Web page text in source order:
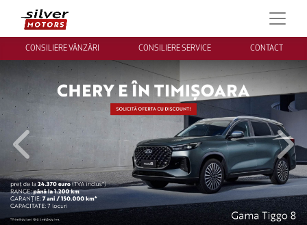
CONSILIERE VÂNZĂRI CONSILIERE SERVICE CONTACT
Inapoi